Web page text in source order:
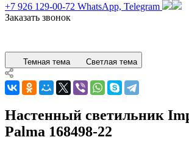
+7 926 129-00-72 WhatsApp, Telegram
Заказать звонок
Темная тема Светлая тема
Настенный светильник
Palma 168498-22